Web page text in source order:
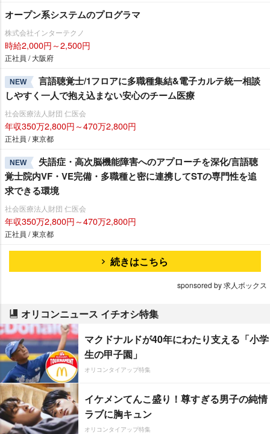
オープン系システムのプログラマ
株式会社インターテクノ
時給2,000円～2,500円
正社員 / 大阪府
NEW
言語聴覚士/1フロアに多職種集結&電子カルテ統一相談
しやすく一人で抱え込まない安心のチーム医療
社会医療法人財団 仁医会
年収350万2,800円～470万2,800円
正社員 / 東京都
NEW
失語症・高次脳機能障害へのアプローチを深化/言語聴
覚士院内VF・VE完備・多職種と密に連携してSTの専門性を追
求できる環境
社会医療法人財団 仁医会
年収350万2,800円～470万2,800円
正社員 / 東京都
続きはこちら
sponsored by 求人ボックス
オリコンニュース イチオシ特集
マクドナルドが40年にわたり支える「小学
生の甲子園」
オリコンタイアップ特集
イケメンてんこ盛り！尊すぎる男子の純情
ラブに胸キュン
オリコンタイアップ特集